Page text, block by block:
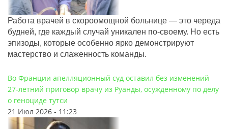
Работа врачей в скороомощной больнице — это череда
будней, где каждый случай уникален по-своему. Но есть
эпизоды, которые особенно ярко демонстрируют
мастерство и слаженность команды.
Во Франции апелляционный суд оставил без изменений
27-летний приговор врачу из Руанды, осужденному по делу
о геноциде тутси
21 Июл 2026 - 11:23